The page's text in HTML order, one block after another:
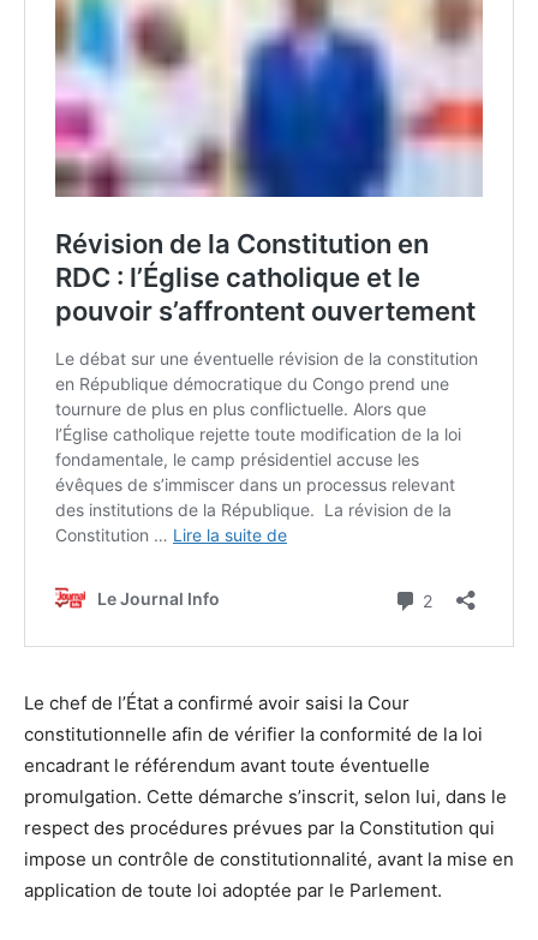
Le chef de l’État a confirmé avoir saisi la Cour
constitutionnelle afin de vérifier la conformité de la loi
encadrant le référendum avant toute éventuelle
promulgation. Cette démarche s’inscrit, selon lui, dans le
respect des procédures prévues par la Constitution qui
impose un contrôle de constitutionnalité, avant la mise en
application de toute loi adoptée par le Parlement.